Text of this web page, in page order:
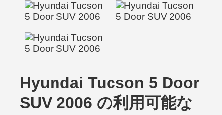
Hyundai Tucson 5 Door
SUV 2006 の利用可能な